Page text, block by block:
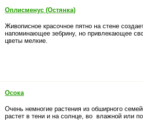
Оплисменус (Остянка)
Живописное красочное пятно на стене
напоминающее зебрину, но привлекающее
цветы мелкие.
Осока
Очень немногие растения из обширного
растет в тени и на солнце, во влажной или